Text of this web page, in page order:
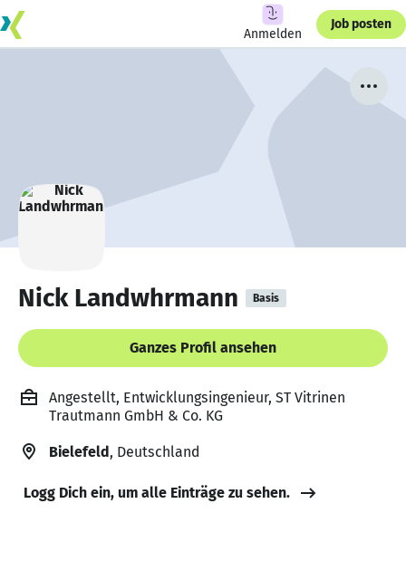
Anmelden
Job posten
Nick Landwhrmann Basis
Ganzes Profil ansehen
Angestellt, Entwicklungsingenieur, ST Vitrinen
Trautmann GmbH & Co. KG
Bielefeld, Deutschland
Logg Dich ein, um alle Einträge zu sehen.